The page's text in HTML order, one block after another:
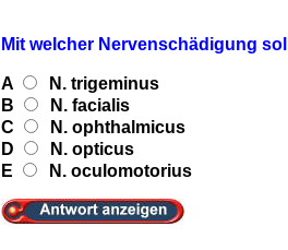
Mit welcher Nervenschädigung
A
N. trigeminus
B
N. facialis
C
N. ophthalmicus
D
N. opticus
E
N. oculomotorius